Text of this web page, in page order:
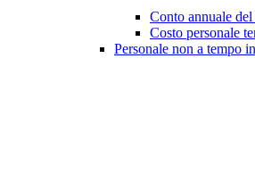
Conto annuale del
Costo personale
Personale non a tempo